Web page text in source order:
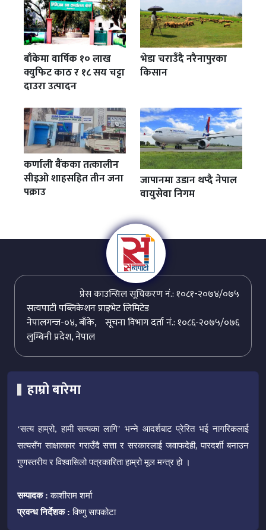
बाँकेमा वार्षिक १० लाख
क्युफिट काठ र १८ सय चट्टा
दाउरा उत्पादन
भेडा चराउँदै नरैनापुरका
किसान
कर्णाली बैंकका तत्कालीन
सीइओ शाहसहित तीन जना
पक्राउ
जापानमा उडान थप्दै नेपाल
वायुसेवा निगम
प्रेस काउन्सिल सूचिकरण नं.: १०८१-२०७४/०७५
सत्यपाटी पब्लिकेशन प्राइभेट लिमिटेड
सूचना विभाग दर्ता नं.: १०८६-२०७५/०७६
नेपालगन्ज-०४, बाँके,
लुम्बिनी प्रदेश, नेपाल
हाम्रो बारेमा
‘सत्य हाम्रो, हामी सत्यका लागि’ भन्ने आदर्शबाट प्रेरित भई नागरिकलाई
सत्यसँग साक्षात्कार गराउँदै सत्ता र सरकारलाई जवाफदेही, पारदर्शी बनाउन
गुणस्तरीय र विश्वासिलो पत्रकारिता हाम्रो मूल मन्त्र हो ।
सम्पादक : काशीराम शर्मा
प्रवन्ध निर्देशक : विष्णु सापकोटा